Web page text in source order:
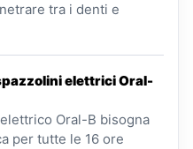
tra i denti e
elettrici Oral-
Oral-B bisogna
per tutte le 16 ore